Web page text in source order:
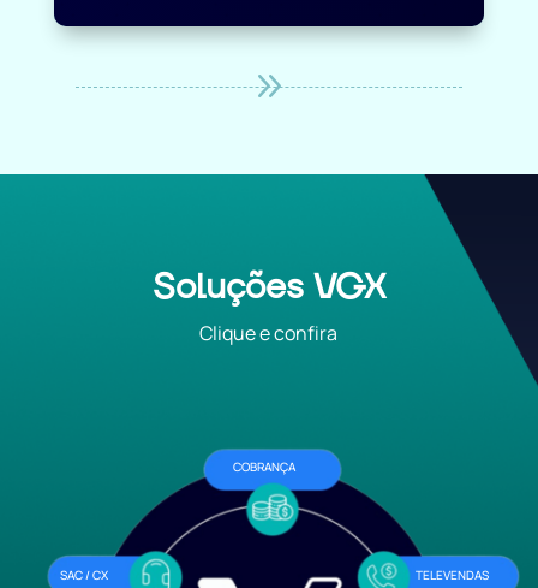
9
Soluções VGX
Clique e confira
TELEVENDAS
COBRANÇA
SAC / CX